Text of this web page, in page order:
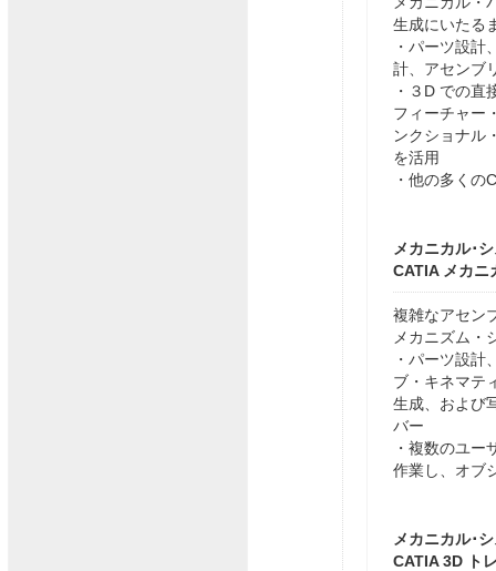
生成にいたる
・パーツ設計
計、アセンブ
・３D での直
フィーチャー
ンクショナル
を活用
・他の多くの
メカニカル･
CATIA メカニ
複雑なアセン
メカニズム・
・パーツ設計
ブ・キネマテ
生成、および
バー
・複数のユー
作業し、オブ
メカニカル･
CATIA 3D ト